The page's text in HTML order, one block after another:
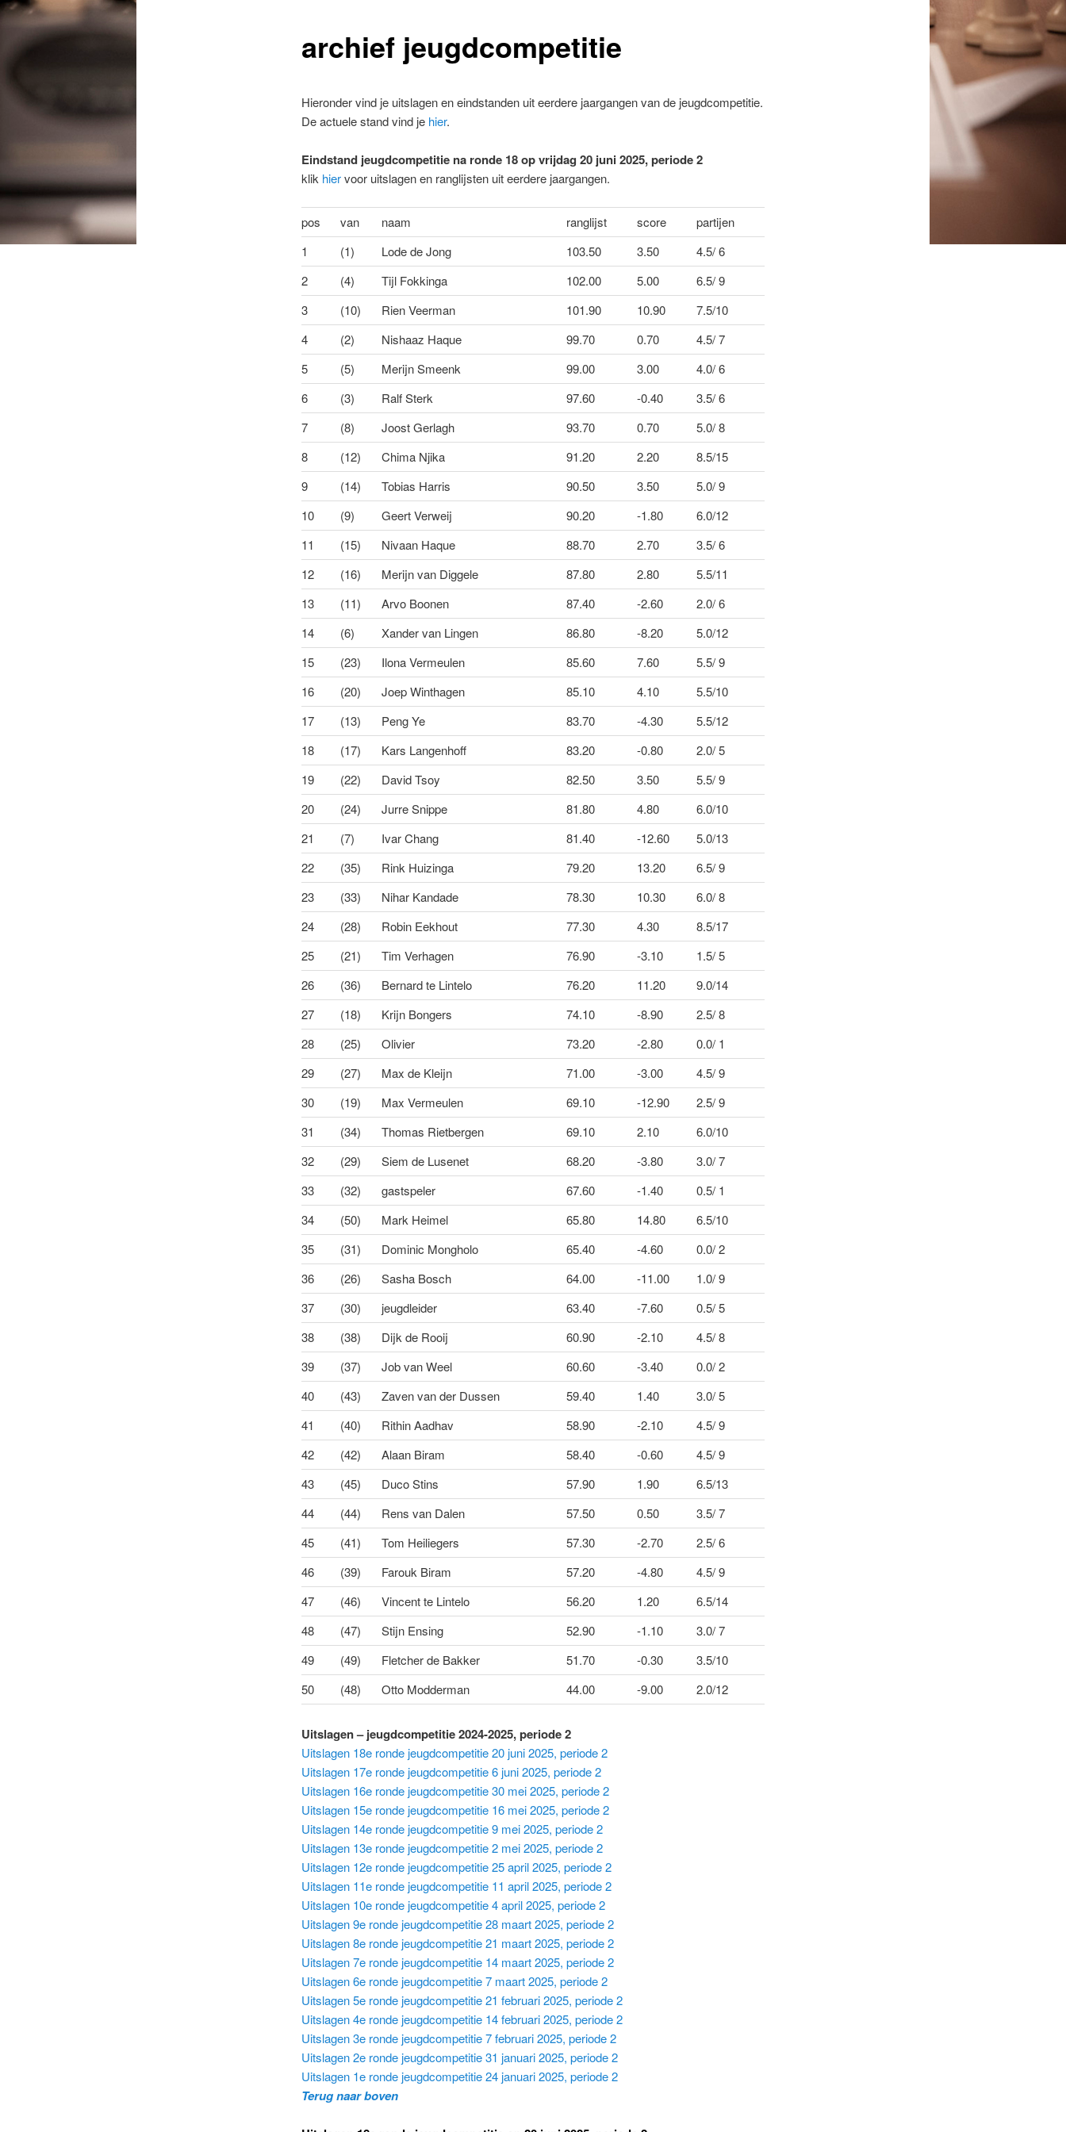
archief jeugdcompetitie
Hieronder vind je uitslagen en eindstanden uit eerdere jaargangen van de jeugdcompetitie.
De actuele stand vind je hier.
Eindstand jeugdcompetitie na ronde 18 op vrijdag 20 juni 2025, periode 2
klik hiervoor uitslagen en ranglijsten uit eerdere jaargangen.
pos van naam ranglijst score
partijen
1
(1) Lode de Jong 103.50 3.50
4.5/ 6
2
(4) Tijl Fokkinga 102.00 5.00
6.5/ 9
3
(10) Rien Veerman 101.90 10.90
7.5/10
4
(2) Nishaaz Haque 99.70 0.70
4.5/ 7
5
(5) Merijn Smeenk 99.00 3.00
4.0/ 6
6
(3) Ralf Sterk 97.60 -0.40
3.5/ 6
7
(8) Joost Gerlagh 93.70 0.70
5.0/ 8
8
(12) Chima Njika 91.20 2.20
8.5/15
9
(14) Tobias Harris 90.50 3.50
5.0/ 9
10
(9) Geert Verweij 90.20 -1.80
6.0/12
11
(15) Nivaan Haque 88.70 2.70
3.5/ 6
12
(16) Merijn van Diggele 87.80 2.80
5.5/11
13
(11) Arvo Boonen 87.40 -2.60
2.0/ 6
14
(6) Xander van Lingen 86.80 -8.20
5.0/12
15
(23) Ilona Vermeulen 85.60 7.60
5.5/ 9
16
(20) Joep Winthagen 85.10 4.10
5.5/10
17
(13) Peng Ye 83.70 -4.30
5.5/12
18
(17) Kars Langenhoff 83.20 -0.80
2.0/ 5
19
(22) David Tsoy 82.50 3.50
5.5/ 9
20
(24) Jurre Snippe 81.80 4.80
6.0/10
21
(7) Ivar Chang 81.40 -12.60
5.0/13
22
(35) Rink Huizinga 79.20 13.20
6.5/ 9
23
(33) Nihar Kandade 78.30 10.30
6.0/ 8
24
(28) Robin Eekhout 77.30 4.30
8.5/17
25
(21) Tim Verhagen 76.90 -3.10
1.5/ 5
26
(36) Bernard te Lintelo 76.20 11.20
9.0/14
27
(18) Krijn Bongers 74.10 -8.90
2.5/ 8
28
(25) Olivier 73.20 -2.80
0.0/ 1
29
(27) Max de Kleijn 71.00 -3.00
4.5/ 9
30
(19) Max Vermeulen 69.10 -12.90
2.5/ 9
31
(34) Thomas Rietbergen 69.10 2.10
6.0/10
32
(29) Siem de Lusenet 68.20 -3.80
3.0/ 7
33
(32) gastspeler 67.60 -1.40
0.5/ 1
34
(50) Mark Heimel 65.80 14.80
6.5/10
35
(31) Dominic Mongholo 65.40 -4.60
0.0/ 2
36
(26) Sasha Bosch 64.00 -11.00
1.0/ 9
37
(30) jeugdleider 63.40 -7.60
0.5/ 5
38
(38) Dijk de Rooij 60.90 -2.10
4.5/ 8
39
(37) Job van Weel 60.60 -3.40
0.0/ 2
40
(43) Zaven van der Dussen 59.40 1.40
3.0/ 5
41
(40) Rithin Aadhav 58.90 -2.10
4.5/ 9
42
(42) Alaan Biram 58.40 -0.60
4.5/ 9
43
(45) Duco Stins 57.90 1.90
6.5/13
44
(44) Rens van Dalen 57.50 0.50
3.5/ 7
45
(41) Tom Heiliegers 57.30 -2.70
2.5/ 6
46
(39) Farouk Biram 57.20 -4.80
4.5/ 9
47
(46) Vincent te Lintelo 56.20 1.20
6.5/14
48
(47) Stijn Ensing 52.90 -1.10
3.0/ 7
49
(49) Fletcher de Bakker 51.70 -0.30
3.5/10
50
(48) Otto Modderman 44.00 -9.00 2.0/12
Uitslagen – jeugdcompetitie 2024-2025, periode 2
Uitslagen 18e ronde jeugdcompetitie 20 juni 2025, periode 2
Uitslagen 17e ronde jeugdcompetitie 6 juni 2025, periode 2
Uitslagen 16e ronde jeugdcompetitie 30 mei 2025, periode 2
Uitslagen 15e ronde jeugdcompetitie 16 mei 2025, periode 2
Uitslagen 14e ronde jeugdcompetitie 9 mei 2025, periode 2
Uitslagen 13e ronde jeugdcompetitie 2 mei 2025, periode 2
Uitslagen 12e ronde jeugdcompetitie 25 april 2025, periode 2
Uitslagen 11e ronde jeugdcompetitie 11 april 2025, periode 2
Uitslagen 10e ronde jeugdcompetitie 4 april 2025, periode 2
Uitslagen 9e ronde jeugdcompetitie 28 maart 2025, periode 2
Uitslagen 8e ronde jeugdcompetitie 21 maart 2025, periode 2
Uitslagen 7e ronde jeugdcompetitie 14 maart 2025, periode 2
Uitslagen 6e ronde jeugdcompetitie 7 maart 2025, periode 2
Uitslagen 5e ronde jeugdcompetitie 21 februari 2025, periode 2
Uitslagen 4e ronde jeugdcompetitie 14 februari 2025, periode 2
Uitslagen 3e ronde jeugdcompetitie 7 februari 2025, periode 2
Uitslagen 2e ronde jeugdcompetitie 31 januari 2025, periode 2
Uitslagen 1e ronde jeugdcompetitie 24 januari 2025, periode 2
Terug naar boven